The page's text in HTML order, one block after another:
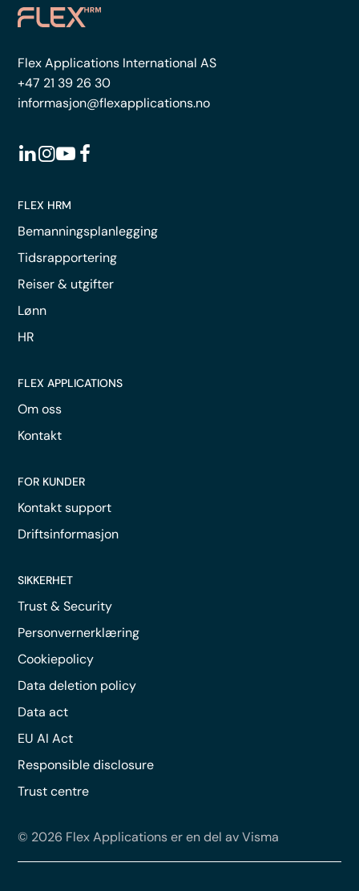
Flex Applications International AS
+47 21 39 26 30
informasjon@flexapplications.no
FLEX HRM
Bemanningsplanlegging
Tidsrapportering
Reiser & utgifter
Lønn
HR
FLEX APPLICATIONS
Om oss
Kontakt
FOR KUNDER
Kontakt support
Driftsinformasjon
SIKKERHET
Trust & Security
Personvernerklæring
Cookiepolicy
Data deletion policy
Data act
EU AI Act
Responsible disclosure
Trust centre
© 2026 Flex Applications er en del av Visma